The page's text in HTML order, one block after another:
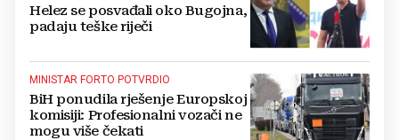
Helez se posvađali oko Bugojna,
padaju teške riječi
MINISTAR FORTO POTVRDIO
BiH ponudila rješenje Europskoj
komisiji: Profesionalni vozači ne
mogu više čekati